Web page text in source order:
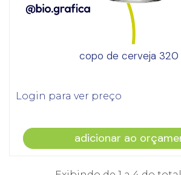
copo de cerveja 320
Login para ver preço
adicionar ao